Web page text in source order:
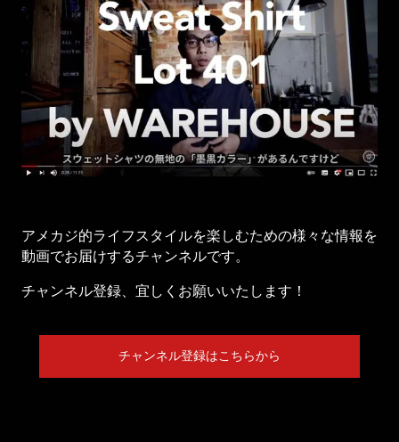
アメカジ的ライフスタイルを楽しむための様々な情報を
動画でお届けするチャンネルです。
チャンネル登録、宜しくお願いいたします！
チャンネル登録はこちらから